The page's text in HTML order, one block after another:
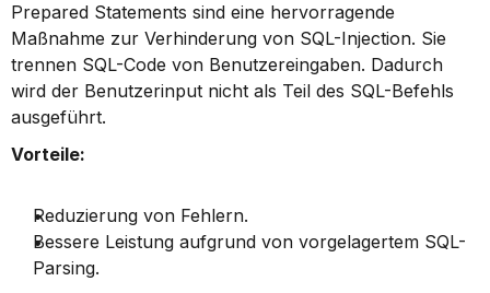
Prepared Statements sind eine hervorragende
Maßnahme zur Verhinderung von SQL-Injection. Sie
trennen SQL-Code von Benutzereingaben. Dadurch
wird der Benutzerinput nicht als Teil des SQL-Befehls
ausgeführt.
Vorteile:
Reduzierung von Fehlern.
Bessere Leistung aufgrund von vorgelagertem SQL-
Parsing.